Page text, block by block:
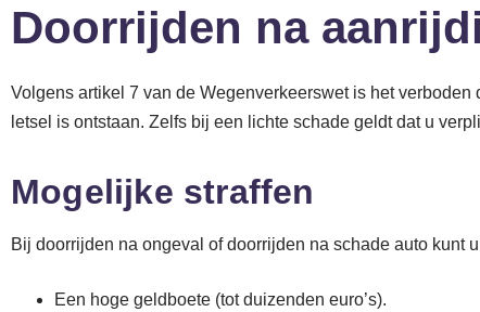
Doorrijden na
Volgens artikel 7 van de Wegenverkeerswet is het
letsel is ontstaan. Zelfs bij een lichte schade geldt dat u
Mogelijke straffen
Bij doorrijden na ongeval of doorrijden na schade auto kunt
Een hoge geldboete (tot duizenden euro’s).